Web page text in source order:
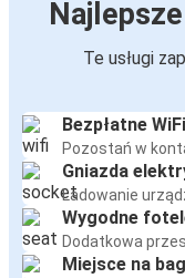
Te usługi
Bezpłatne WiFi
Pozostań w
Gniazda
Ładowanie
Wygodne
Dodatkowa
Miejsce na